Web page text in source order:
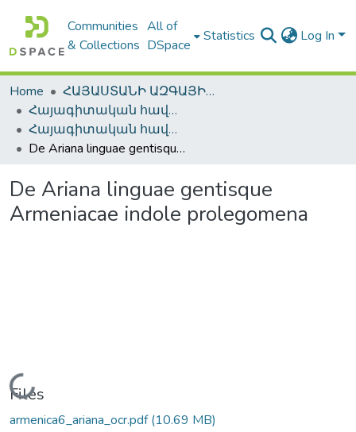
Communities
& Collections
All of
DSpace
Statistics Log In
Home
ՀԱՅԱՍՏԱՆԻ ԱԶԳԱՅԻՆ ԳՐԱԴԱՐԱՆԻ ԹՎԱՅԻՆ ՊԱՀՈՑ / DIGITAL REPOSITORY OF NLA
Հայագիտական հավաքածու / Armenica
Հայագիտական հավաքածու / Armenica
De Ariana linguae gentisque Armeniacae indole prolegomena
De Ariana linguae gentisque
Armeniacae indole prolegomena
Loading...
Files
armenica6_ariana_ocr.pdf(10.69 MB)